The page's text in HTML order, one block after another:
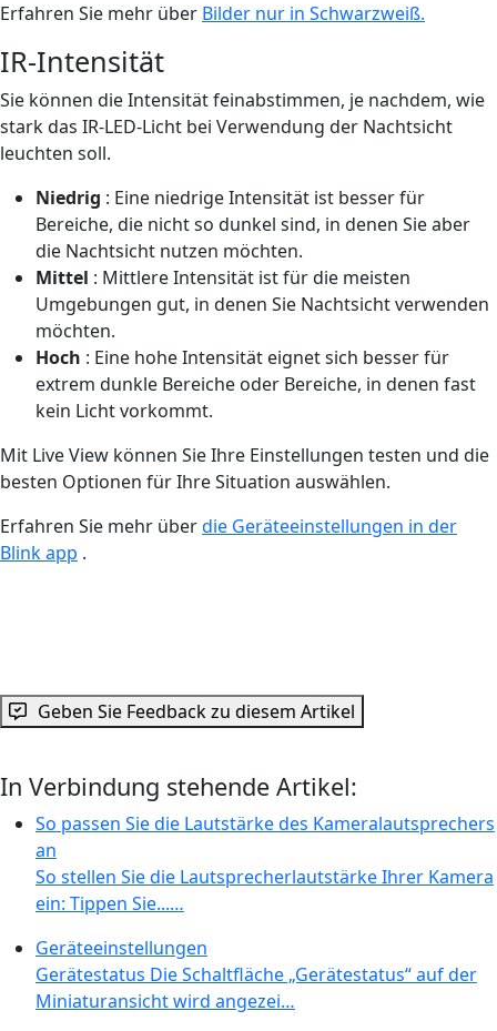
Erfahren Sie mehr über Bilder nur in Schwarzweiß.
IR-Intensität
Sie können die Intensität feinabstimmen, je nachdem, wie
stark das IR-LED-Licht bei Verwendung der Nachtsicht
leuchten soll.
Niedrig : Eine niedrige Intensität ist besser für
Bereiche, die nicht so dunkel sind, in denen Sie aber
die Nachtsicht nutzen möchten.
Mittel : Mittlere Intensität ist für die meisten
Umgebungen gut, in denen Sie Nachtsicht verwenden
möchten.
Hoch : Eine hohe Intensität eignet sich besser für
extrem dunkle Bereiche oder Bereiche, in denen fast
kein Licht vorkommt.
Mit Live View können Sie Ihre Einstellungen testen und die
besten Optionen für Ihre Situation auswählen.
Erfahren Sie mehr überdie Geräteeinstellungen in der
Blink app .
Geben Sie Feedback zu diesem Artikel
In Verbindung stehende Artikel:
So passen Sie die Lautstärke des Kameralautsprechers
an
So stellen Sie die Lautsprecherlautstärke Ihrer Kamera
ein: Tippen Sie...…
Geräteeinstellungen
Gerätestatus Die Schaltfläche „Gerätestatus“ auf der
Miniaturansicht wird angezei…